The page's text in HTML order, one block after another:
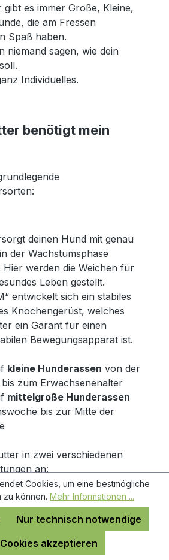
gibt es immer Große, Kleine,
die am Fressen
Spaß haben.
niemand sagen, wie dein
Individuelles.
benötigt mein
deinen Hund mit genau
der Wachstumsphase
Hier werden die Weichen für
Leben gestellt.
entwickelt sich ein stabiles
Knochengerüst, welches
ein Garant für einen
Bewegungsapparat ist.
kleine Hunderassen von der
zum Erwachsenenalter
mittelgroße Hunderassen
bis zur Mitte der
in zwei verschiedenen
an:
Cookies, um eine bestmögliche
zu können. Mehr Informationen ...
Nur technisch notwendige
akzeptieren